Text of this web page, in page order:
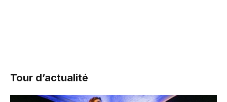
Tour d’actualité